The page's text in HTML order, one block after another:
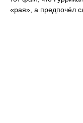
«рая», а предпочёл